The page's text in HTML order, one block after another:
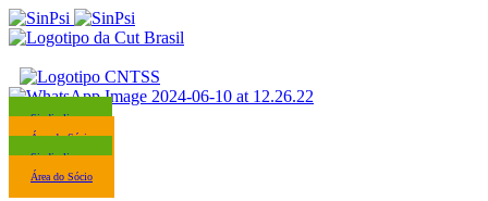
Sindicalize-se
Área do Sócio
Sindicalize-se
Área do Sócio